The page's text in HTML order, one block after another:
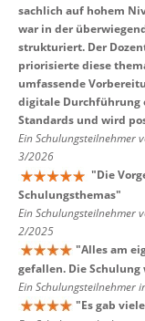
sachlich auf hohem
war in der
strukturiert. Der
priorisierte diese
umfassende
digitale Durchführung
Standards und wird
Ein Schulungsteilnehmer
3/2026
"Die
Schulungsthemas"
Ein Schulungsteilnehmer
2/2025
"Alles am
gefallen. Die
Ein Schulungsteilnehmer
"Es gab